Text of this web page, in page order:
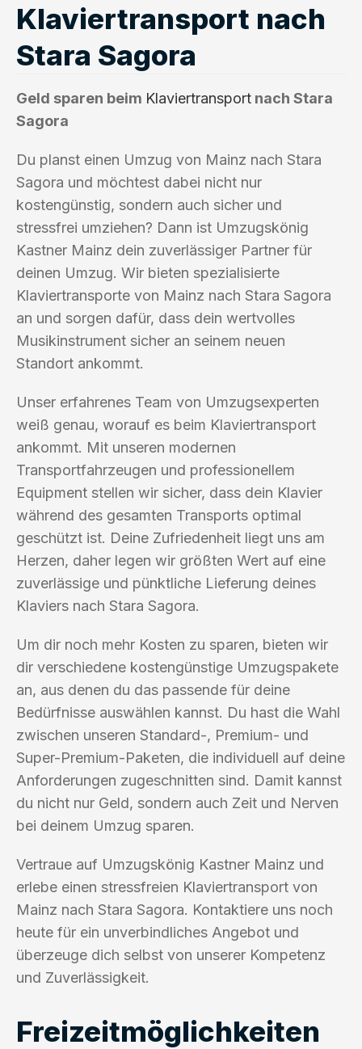
Klaviertransport nach
Stara Sagora
Geld sparen beim Klaviertransport nach Stara
Sagora
Du planst einen Umzug von Mainz nach Stara
Sagora und möchtest dabei nicht nur
kostengünstig, sondern auch sicher und
stressfrei umziehen? Dann ist Umzugskönig
Kastner Mainz dein zuverlässiger Partner für
deinen Umzug. Wir bieten spezialisierte
Klaviertransporte von Mainz nach Stara Sagora
an und sorgen dafür, dass dein wertvolles
Musikinstrument sicher an seinem neuen
Standort ankommt.
Unser erfahrenes Team von Umzugsexperten
weiß genau, worauf es beim Klaviertransport
ankommt. Mit unseren modernen
Transportfahrzeugen und professionellem
Equipment stellen wir sicher, dass dein Klavier
während des gesamten Transports optimal
geschützt ist. Deine Zufriedenheit liegt uns am
Herzen, daher legen wir größten Wert auf eine
zuverlässige und pünktliche Lieferung deines
Klaviers nach Stara Sagora.
Um dir noch mehr Kosten zu sparen, bieten wir
dir verschiedene kostengünstige Umzugspakete
an, aus denen du das passende für deine
Bedürfnisse auswählen kannst. Du hast die Wahl
zwischen unseren Standard-, Premium- und
Super-Premium-Paketen, die individuell auf deine
Anforderungen zugeschnitten sind. Damit kannst
du nicht nur Geld, sondern auch Zeit und Nerven
bei deinem Umzug sparen.
Vertraue auf Umzugskönig Kastner Mainz und
erlebe einen stressfreien Klaviertransport von
Mainz nach Stara Sagora. Kontaktiere uns noch
heute für ein unverbindliches Angebot und
überzeuge dich selbst von unserer Kompetenz
und Zuverlässigkeit.
Freizeitmöglichkeiten